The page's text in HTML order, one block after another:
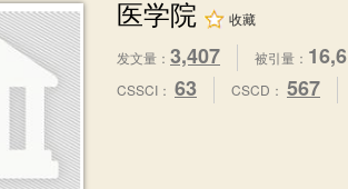
医学院 收藏
发文量： 3,407 被引量：
CSSCI： 63 CSCD： 567